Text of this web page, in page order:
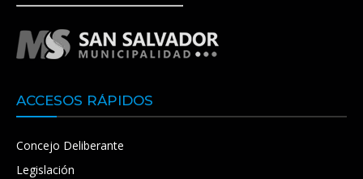
ACCESOS RÁPIDOS
Concejo Deliberante
Legislación